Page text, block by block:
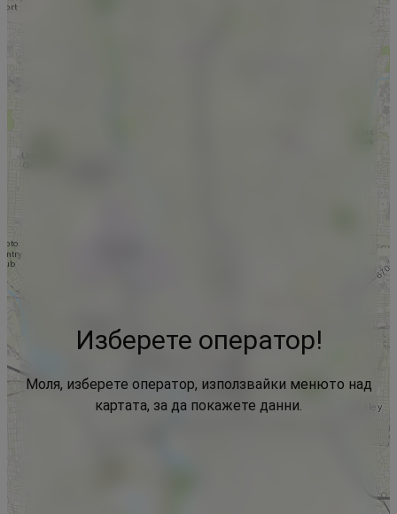
Изберете оператор!
Моля, изберете оператор, използвайки менюто над
картата, за да покажете данни.